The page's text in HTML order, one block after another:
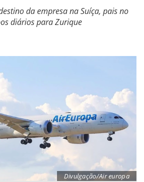
da empresa na Suíça, pais no
diários para Zurique
Divulgação/Air europa